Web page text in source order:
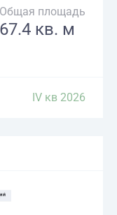
Общая площадь
67.4 кв. м
IV кв 2026